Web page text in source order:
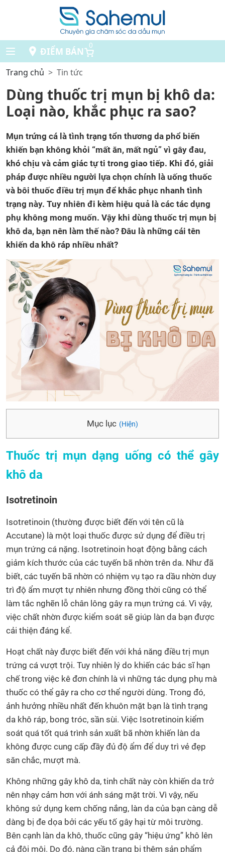
ĐIỂM BÁN
0
Trang chủ Tin tức
Dùng thuốc trị mụn bị khô da:
Loại nào, khắc phục ra sao?
Mụn trứng cá là tình trạng tổn thương da phổ biến
khiến bạn không khỏi “mất ăn, mất ngủ” vì gây đau,
khó chịu và cảm giác tự ti trong giao tiếp. Khi đó, giải
pháp được nhiều người lựa chọn chính là uống thuốc
và bôi thuốc điều trị mụn để khắc phục nhanh tình
trạng này. Tuy nhiên đi kèm hiệu quả là các tác dụng
phụ không mong muốn. Vậy khi dùng thuốc trị mụn bị
khô da, bạn nên làm thế nào? Đâu là những cái tên
khiến da khô ráp nhiều nhất?
Mục lục (Hiện)
Thuốc trị mụn dạng uống có thể gây
khô da
Isotretinoin
Isotretinoin (thường được biết đến với tên cũ là
Accutane) là một loại thuốc được sử dụng để điều trị
mụn trứng cá nặng. Isotretinoin hoạt động bằng cách
giảm kích thước của các tuyến bã nhờn trên da. Như đã
biết, các tuyến bã nhờn có nhiệm vụ tạo ra dầu nhờn duy
trì độ ẩm mượt tự nhiên nhưng đồng thời cũng có thể
làm tắc nghẽn lỗ chân lông gây ra mụn trứng cá. Vì vậy,
việc chất nhờn được kiểm soát sẽ giúp làn da bạn được
cải thiện đáng kể.
Hoạt chất này được biết đến với khả năng điều trị mụn
trứng cá vượt trội. Tuy nhiên lý do khiến các bác sĩ hạn
chế trong việc kê đơn chính là vì những tác dụng phụ mà
thuốc có thể gây ra cho cơ thể người dùng. Trong đó,
ảnh hưởng nhiều nhất đến khuôn mặt bạn là tình trạng
da khô ráp, bong tróc, sần sùi. Việc Isotretinoin kiểm
soát quá tốt quá trình sản xuất bã nhờn khiến làn da
không được cung cấp đầy đủ độ ẩm để duy trì vẻ đẹp
săn chắc, mượt mà.
Không những gây khô da, tinh chất này còn khiến da trở
nên nhạy cảm hơn với ánh sáng mặt trời. Vì vậy, nếu
không sử dụng kem chống nắng, làn da của bạn càng dễ
dàng bị đe dọa bởi các yếu tố gây hại từ môi trường.
Bên cạnh làn da khô, thuốc cũng gây “hiệu ứng” khô lên
cả đôi môi. Do đó, nàng cần trang bị thêm sản phẩm